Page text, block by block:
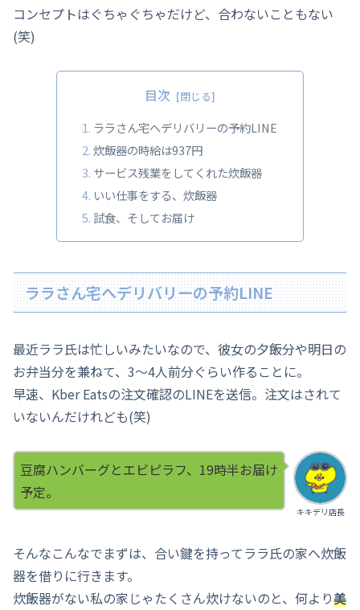
コンセプトはぐちゃぐちゃだけど、合わないこともない
(笑)
目次
ララさん宅へデリバリーの予約LINE
炊飯器の時給は937円
サービス残業をしてくれた炊飯器
いい仕事をする、炊飯器
試食、そしてお届け
ララさん宅へデリバリーの予約LINE
最近ララ氏は忙しいみたいなので、彼女の夕飯分や明日の
お弁当分を兼ねて、3～4人前分ぐらい作ることに。
早速、Kber Eatsの注文確認のLINEを送信。注文はされて
いないんだけれども(笑)
キキデリ店長
豆腐ハンバーグとエビピラフ、19時半お届け
予定。
そんなこんなでまずは、合い鍵を持ってララ氏の家へ炊飯
器を借りに行きます。
炊飯器がない私の家じゃたくさん炊けないのと、何より美